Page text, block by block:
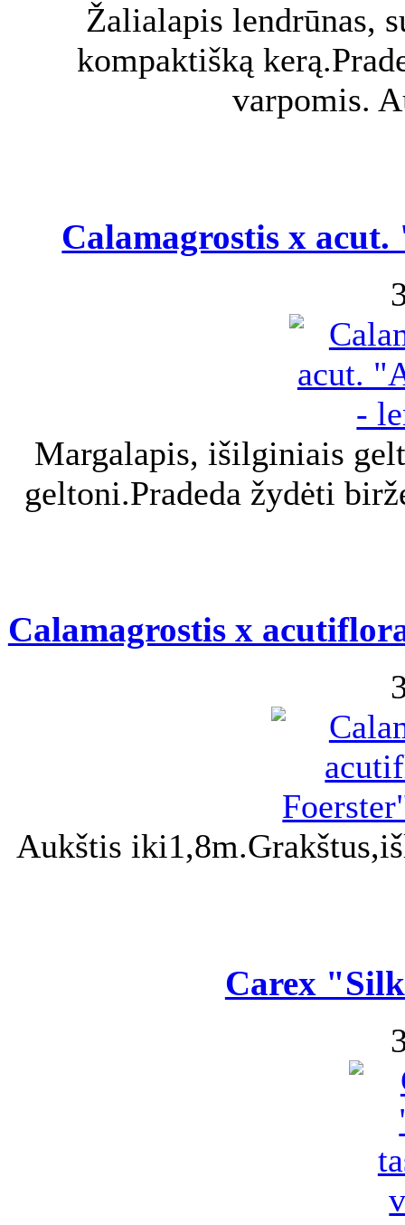
Žalialapis lendrūnas,
kompaktišką
varpomis.
Calamagrostis x
Margalapis, išilginiais
geltoni.Pradeda žydėti
Calamagrostis x
Aukštis
Carex